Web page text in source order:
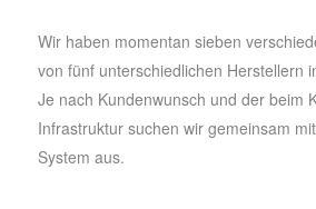
Wir haben momentan sieben
von fünf unterschiedlichen Herstellern
Je nach Kundenwunsch und der beim
Infrastruktur suchen wir gemeinsam
System aus.